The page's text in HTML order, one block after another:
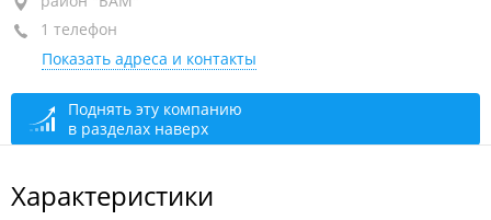
+7 (423) 250-65-55
сегодня закрыто
1 телефон
Показать адреса и контакты
Поднять эту компанию
в разделах наверх
Характеристики